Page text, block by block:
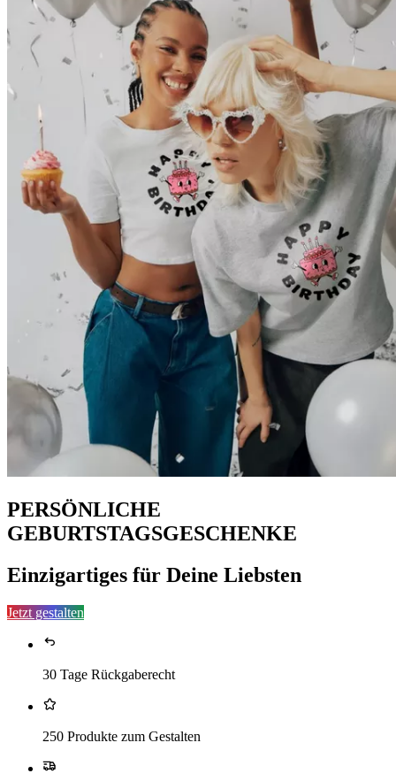
PERSÖNLICHE
GEBURTSTAGSGESCHENKE
Einzigartiges für Deine Liebsten
Jetzt gestalten
30 Tage Rückgaberecht
250 Produkte zum Gestalten